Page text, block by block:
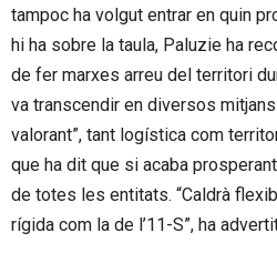
tampoc ha volgut entrar en quin
hi ha sobre la taula, Paluzie ha
de fer marxes arreu del territori
va transcendir en diversos mitjans
valorant”, tant logística com
que ha dit que si acaba
de totes les entitats. “Caldrà
rígida com la de l’11-S”, ha